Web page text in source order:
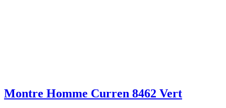
Montre Homme Curren 8462 Vert